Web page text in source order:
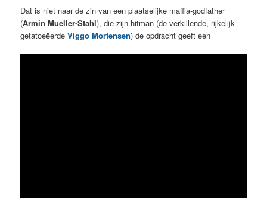
Dat is niet naar de zin van een plaatselijke maffia-godfather
(Armin Mueller-Stahl), die zijn hitman (de verkillende, rijkelijk
getatoeëerdeViggo Mortensen) de opdracht geeft een